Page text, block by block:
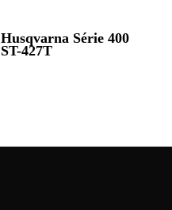
Husqvarna Série 400
ST-427T